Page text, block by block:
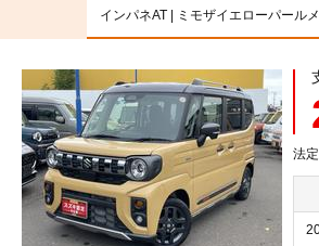
インパネAT | ミモザイエローパー
法